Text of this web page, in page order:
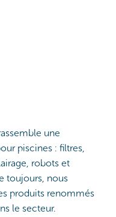
une
piscines : filtres,
robots et
toujours, nous
produits renommés
le secteur.